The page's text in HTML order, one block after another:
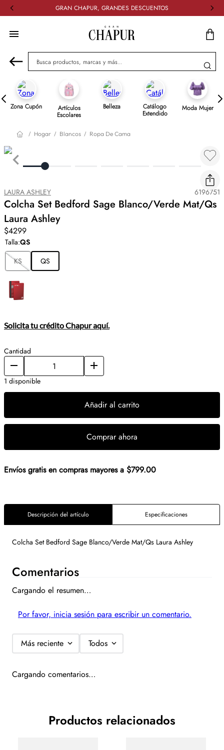
GRAN CHAPUR, GRANDES DESCUENTOS
Busca productos, marcas y más...
Zona Cupón Artículos
Escolares
Belleza Catálogo
Extendido
Moda Mujer
Hogar Blancos Ropa De Cama
LAURA ASHLEY 6196751
Colcha Set Bedford Sage Blanco/Verde Mat/Qs
Laura Ashley
$4299
Talla:QS
KS
QS
Solicita tu crédito Chapur aquí.
Cantidad
1 disponible
Añadir al carrito
Comprar ahora
Envíos gratis en compras mayores a $799.00
Descripción del artículo Especificaciones
Colcha Set Bedford Sage Blanco/Verde Mat/Qs Laura Ashley
Comentarios
Cargando el resumen…
Por favor, inicia sesión para escribir un comentario.
Más reciente Todos
Cargando comentarios…
Productos relacionados